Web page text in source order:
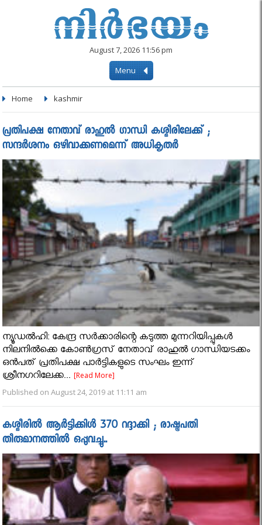
August 7, 2026 11:56 pm
Menu
Home kashmir
പ്രതിപക്ഷ നേതാവ് രാഹുല്‍ ഗാന്ധി കശ്മീരിലേക്ക് ;
സന്ദർശനം ഒഴിവാക്കണമെന്ന് അധികൃതര്‍
ന്യൂഡല്‍ഹി: കേന്ദ്ര സര്‍ക്കാരിന്റെ കടുത്ത മുന്നറിയിപ്പുകള്‍
നിലനില്‍ക്കെ കോണ്‍ഗ്രസ് നേതാവ് രാഹുല്‍ ഗാന്ധിയടക്കം
ഒന്‍പത് പ്രതിപക്ഷ പാര്‍ട്ടികളുടെ സംഘം ഇന്ന്
ശ്രീനഗറിലേക്ക...[Read More]
Published on August 24, 2019 at 11:11 am
കശ്മീരിൽ ആര്‍ട്ടിക്കിള്‍ 370 റദ്ദാക്കി ; രാഷ്ട്രപതി
തീരുമാനത്തില്‍ ഒപ്പുവച്ചു..